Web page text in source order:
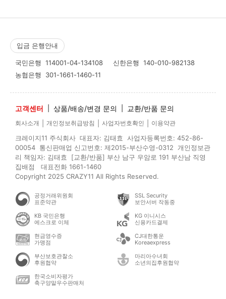
입금 은행안내
국민은행 114001-04-134108 신한은행 140-010-982138
농협은행 301-1661-1460-11
고객센터 상품/배송/변경 문의 교환/반품 문의
회사소개 개인정보취급방침 사업자번호확인 이용약관
크레이지11 주식회사 대표자: 김태효 사업자등록번호: 452-86-
00054 통신판매업 신고번호: 제2015-부산수영-0312 개인정보관
리 책임자: 김태효 [교환/반품] 부산 남구 우암로 191 부산남 직영
집배점 대표전화 1661-1460
Copyright 2025 CRAZY11 All Rights Reserved.
공정거래위원회
표준약관
SSL Security
보안서버 작동중
KB 국민은행
에스크로 이체
KG 이니시스
신용카드결제
현금영수증
가맹점
CJ대한통운
Koreaexpress
부산보호관찰소
후원협약
마리아수녀회
소년의집후원협약
한국소비자평가
축구양말우수판매처